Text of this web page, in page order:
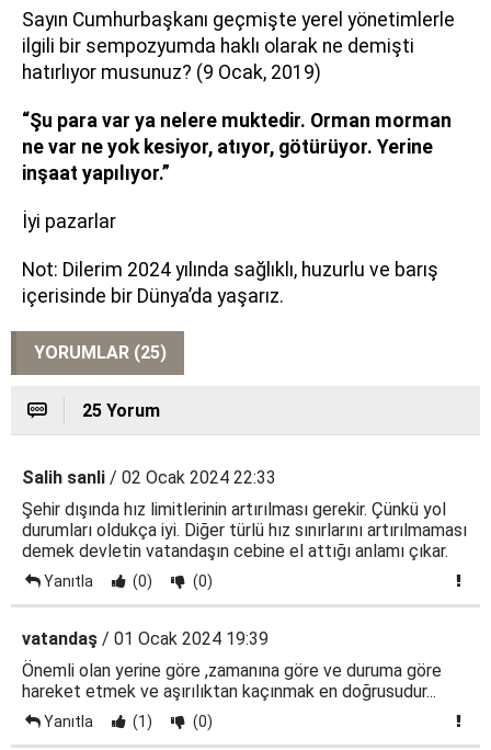
Sayın Cumhurbaşkanı geçmişte yerel yönetimlerle
ilgili bir sempozyumda haklı olarak ne demişti
hatırlıyor musunuz? (9 Ocak, 2019)
“Şu para var ya nelere muktedir. Orman morman
ne var ne yok kesiyor, atıyor, götürüyor. Yerine
inşaat yapılıyor.”
İyi pazarlar
Not: Dilerim 2024 yılında sağlıklı, huzurlu ve barış
içerisinde bir Dünya’da yaşarız.
YORUMLAR (25)
25 Yorum
Salih sanli / 02 Ocak 2024 22:33
Şehir dışında hız limitlerinin artırılması gerekir. Çünkü yol
durumları oldukça iyi. Diğer türlü hız sınırlarını artırılmaması
demek devletin vatandaşın cebine el attığı anlamı çıkar.
Yanıtla (0) (0)
vatandaş / 01 Ocak 2024 19:39
Önemli olan yerine göre ,zamanına göre ve duruma göre
hareket etmek ve aşırılıktan kaçınmak en doğrusudur...
Yanıtla (1) (0)